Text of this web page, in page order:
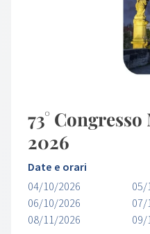
73°
2026
Date e orari
04/10/2026
05/
06/10/2026
07/
08/11/2026
09/